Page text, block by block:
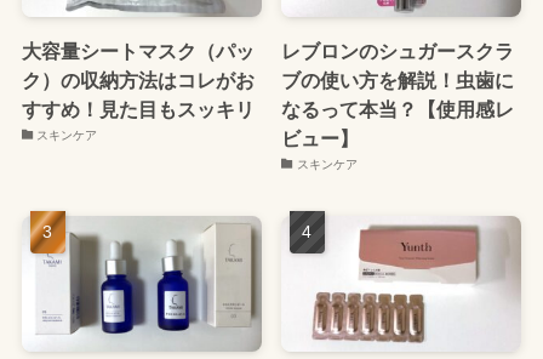
大容量シートマスク（パッ
ク）の収納方法はコレがお
すすめ！見た目もスッキリ
スキンケア
レブロンのシュガースクラ
ブの使い方を解説！虫歯に
なるって本当？【使用感レ
ビュー】
スキンケア